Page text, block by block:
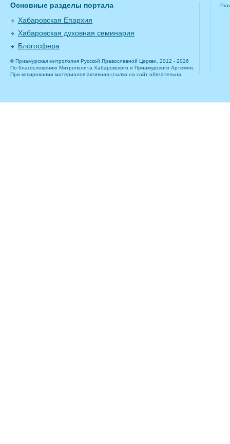
Основные разделы портала
Хабаровская Епархия
Хабаровская духовная семинария
Блогосфера
© Приамурская митрополия Русской Православной Церкви, 2012 - 2026
По благословению Митрополита Хабаровского и Приамурского Артемия.
При копировании материалов активная ссылка на сайт обязательна.